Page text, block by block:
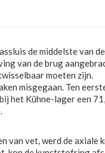
de middelste van
van de brug
moeten zijn.
misgegaan. Ten
het Kühne-lager een
van vet, werd de